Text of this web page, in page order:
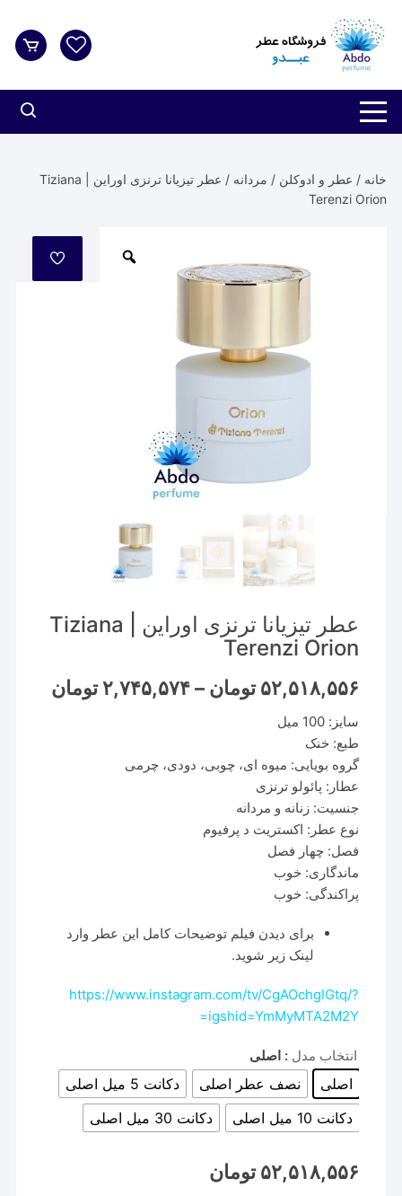
شدن
خانه / عطر و ادوکلن / مردانه
/ عطر تیزیانا ترنزی اوراین | Tiziana
Terenzi Orion
مورد
علاقه
عطر تیزیانا ترنزی اوراین | Tiziana
Terenzi Orion
۵۲,۵۱۸,۵۵۶ تومان – ۲,۷۴۵,۵۷۴ تومان
سایز: 100 میل
طبع: خنک
گروه بویایی: میوه ای، چوبی، دودی، چرمی
عطار: پائولو ترنزی
جنسیت: زنانه و مردانه
نوع عطر: اکستریت د پرفیوم
فصل: چهار فصل
ماندگاری: خوب
پراکندگی: خوب
برای دیدن فیلم توضیحات کامل این عطر وارد
لینک زیر شوید.
https://www.instagram.com/tv/CgAOchgIGtq/?
igshid=YmMyMTA2M2Y=
انتخاب مدل : اصلی
اصلی نصف عطر اصلی
دکانت 5 میل اصلی
دکانت 10 میل اصلی
دکانت 30 میل اصلی
۵۲,۵۱۸,۵۵۶ تومان